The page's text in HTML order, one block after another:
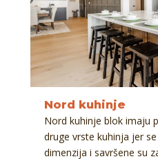
Nord kuhinje
Nord kuhinje blok imaju
druge vrste kuhinja jer
dimenzija i savršene su